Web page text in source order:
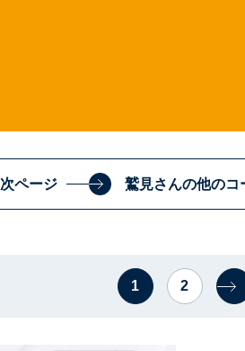
次ページ 鷲見さんの他のコ
1 2